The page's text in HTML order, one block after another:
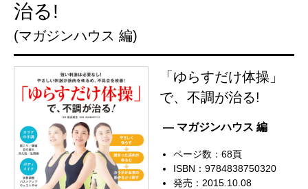
治る!
(マガジンハウス 編)
「ゆらすだけ体操」
で、不調が治る!
— マガジンハウス 編
ページ数：68頁
ISBN：9784838750320
発売：2015.10.08